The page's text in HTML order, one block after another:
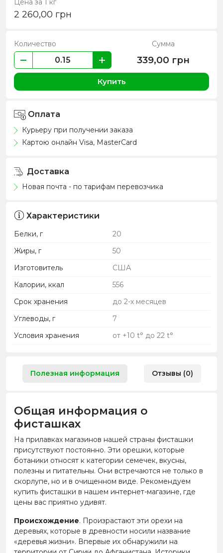
Цена за 1 кг
2 260,00 грн
Количество Сумма
339,00 грн
Купить
Оплата
Курьеру при получении заказа
Картою онлайн Visa, MasterCard
Доставка
Новая почта - по тарифам перевозчика
Характеристики
Белки, г
20
Жиры, г
50
Изготовитель
США
Калории, ккал
556
Срок хранения
до 2-х месяцев
Углеводы, г
7
Условия хранения
от +10 t° до 22 t°
Полезная информация Отзывы (0)
Общая информация о
фисташках
На прилавках магазинов нашей страны фисташки
присутствуют постоянно. Эти орешки, которые
ботаники относят к категории семечек, вкусны,
полезны и питательны. Они встречаются не только в
скорлупе, но и в очищенном виде. Рекомендуем
купить фисташки в нашем интернет-магазине, где
цены вас приятно удивят.
Происхождение. Произрастают эти орехи на
деревьях, которые в древности носили название
«деревья жизни». Впервые их обнаружили на